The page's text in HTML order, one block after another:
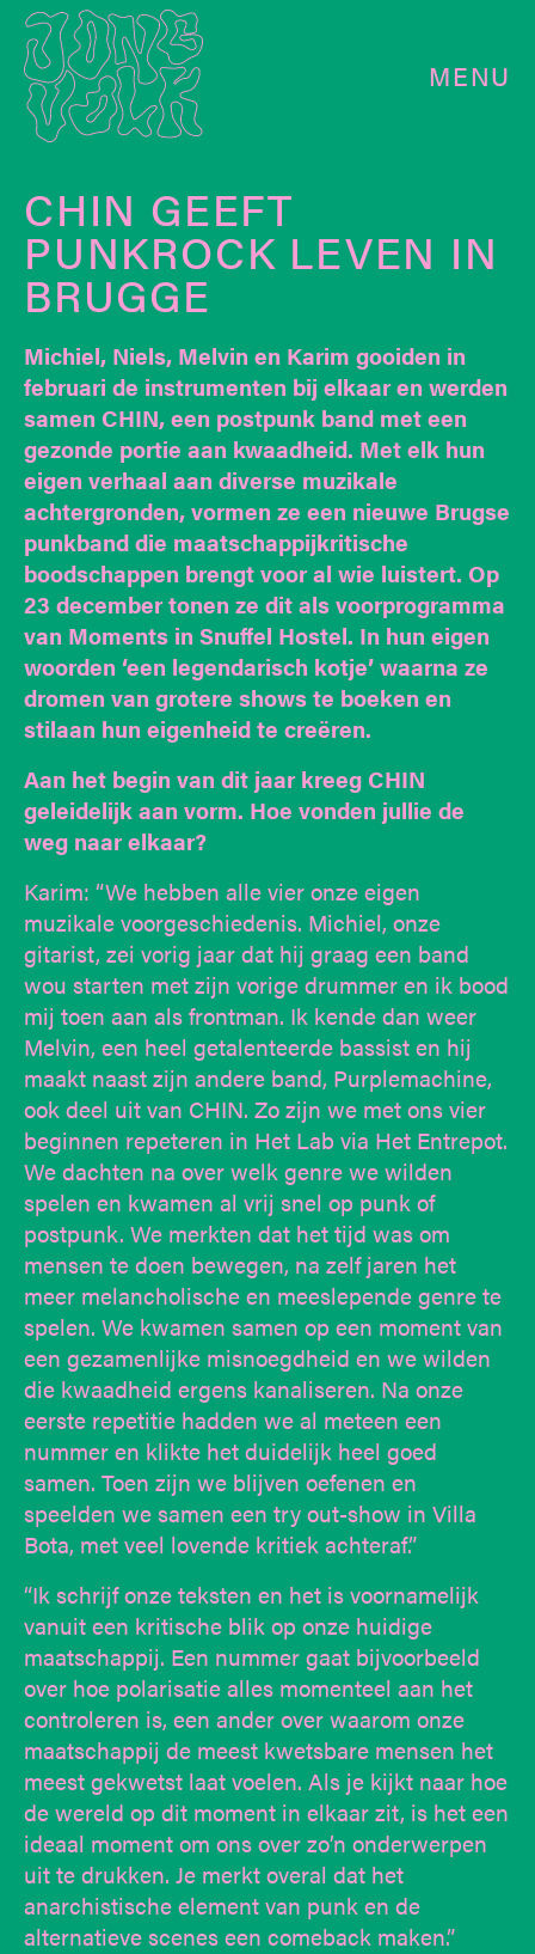
MENU
CHIN GEEFT
PUNKROCK LEVEN IN
BRUGGE
Michiel, Niels, Melvin en Karim gooiden in
februari de instrumenten bij elkaar en werden
samen CHIN, een postpunk band met een
gezonde portie aan kwaadheid. Met elk hun
eigen verhaal aan diverse muzikale
achtergronden, vormen ze een nieuwe Brugse
punkband die maatschappijkritische
boodschappen brengt voor al wie luistert. Op
23 december tonen ze dit als voorprogramma
van Moments in Snuffel Hostel. In hun eigen
woorden ‘een legendarisch kotje’ waarna ze
dromen van grotere shows te boeken en
stilaan hun eigenheid te creëren.
Aan het begin van dit jaar kreeg CHIN
geleidelijk aan vorm. Hoe vonden jullie de
weg naar elkaar?
Karim: “We hebben alle vier onze eigen
muzikale voorgeschiedenis. Michiel, onze
gitarist, zei vorig jaar dat hij graag een band
wou starten met zijn vorige drummer en ik bood
mij toen aan als frontman. Ik kende dan weer
Melvin, een heel getalenteerde bassist en hij
maakt naast zijn andere band, Purplemachine,
ook deel uit van CHIN. Zo zijn we met ons vier
beginnen repeteren in Het Lab via Het Entrepot.
We dachten na over welk genre we wilden
spelen en kwamen al vrij snel op punk of
postpunk. We merkten dat het tijd was om
mensen te doen bewegen, na zelf jaren het
meer melancholische en meeslepende genre te
spelen. We kwamen samen op een moment van
een gezamenlijke misnoegdheid en we wilden
die kwaadheid ergens kanaliseren. Na onze
eerste repetitie hadden we al meteen een
nummer en klikte het duidelijk heel goed
samen. Toen zijn we blijven oefenen en
speelden we samen een try out-show in Villa
Bota, met veel lovende kritiek achteraf.”
“Ik schrijf onze teksten en het is voornamelijk
vanuit een kritische blik op onze huidige
maatschappij. Een nummer gaat bijvoorbeeld
over hoe polarisatie alles momenteel aan het
controleren is, een ander over waarom onze
maatschappij de meest kwetsbare mensen het
meest gekwetst laat voelen. Als je kijkt naar hoe
de wereld op dit moment in elkaar zit, is het een
ideaal moment om ons over zo’n onderwerpen
uit te drukken. Je merkt overal dat het
anarchistische element van punk en de
alternatieve scenes een comeback maken.”